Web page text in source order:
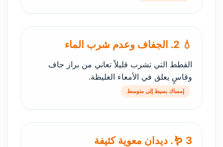
💧 2. الجفاف وعدم شرب الماء
القطط التي تشرب قليلاً تعاني من براز جاف
وقاسٍ يعلق في الأمعاء الغليظة.
إمساك بسيط إلى متوسط
🪱 3. ديدان معوية كثيفة